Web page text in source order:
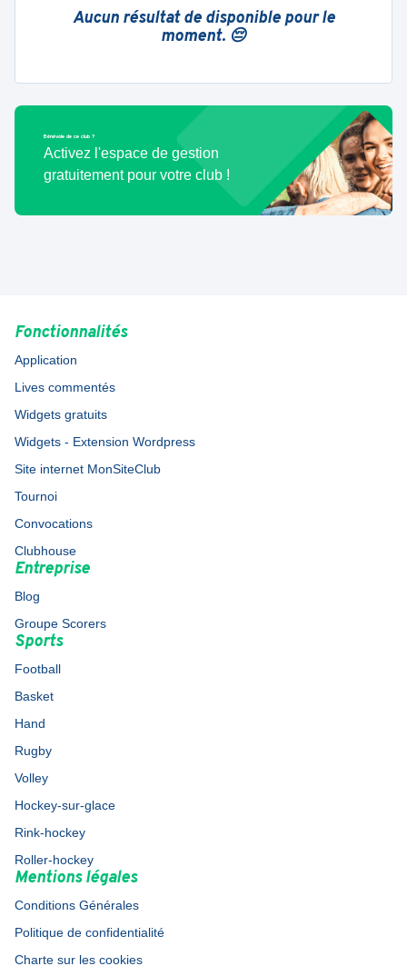
Aucun résultat de disponible pour le
moment. 😔
Bénévole de ce club ?
Activez l'espace de gestion
gratuitement pour votre club !
Fonctionnalités
Application
Lives commentés
Widgets gratuits
Widgets - Extension Wordpress
Site internet MonSiteClub
Tournoi
Convocations
Clubhouse
Entreprise
Blog
Groupe Scorers
Sports
Football
Basket
Hand
Rugby
Volley
Hockey-sur-glace
Rink-hockey
Roller-hockey
Mentions légales
Conditions Générales
Politique de confidentialité
Charte sur les cookies